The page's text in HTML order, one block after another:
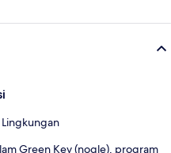
Green Key (nogle), program